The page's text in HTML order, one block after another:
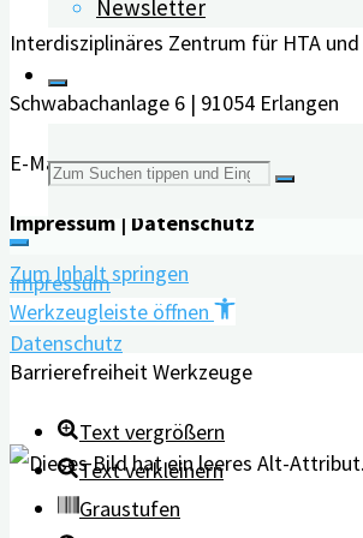
Newsletter
Suchen
nach:
Interdisziplinäres Zentrum für HTA
Schwabachanlage 6 | 91054 Erlangen
E-Mail:info@digidem-bayern.de
Impressum | Datenschutz
Impressum
Datenschutz
Zum Inhalt springen
Werkzeugleiste öffnen
Barrierefreiheit Werkzeuge
Text vergrößern
Text verkleinern
Graustufen